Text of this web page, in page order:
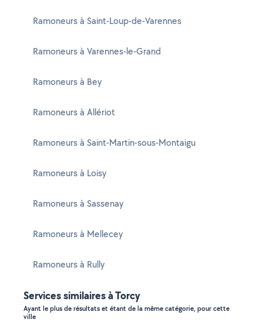
Ramoneurs à Saint-Loup-de-Varennes
Ramoneurs à Varennes-le-Grand
Ramoneurs à Bey
Ramoneurs à Allériot
Ramoneurs à Saint-Martin-sous-Montaigu
Ramoneurs à Loisy
Ramoneurs à Sassenay
Ramoneurs à Mellecey
Ramoneurs à Rully
Services similaires à Torcy
Ayant le plus de résultats et étant de la même catégorie, pour cette
ville